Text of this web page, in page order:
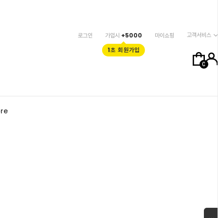
0
로그인 가입시 +5000
1초 회원가입
마이쇼핑 고객서비스